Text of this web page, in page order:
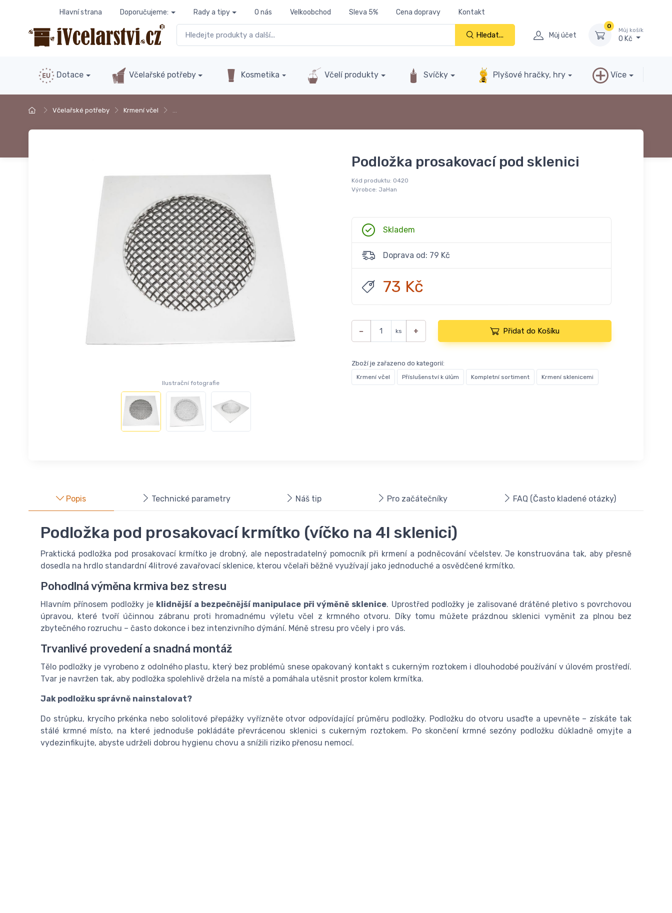
Hlavní strana Doporučujeme: Rady a tipy O nás Velkoobchod Sleva 5% Cena dopravy Kontakt
Hledat... Můj účet
0
Můj košík
0 Kč
Dotace Včelařské potřeby Kosmetika Včelí produkty Svíčky Plyšové hračky, hry Více
Včelařské potřeby Krmení včel …
Ilustrační fotografie
Podložka prosakovací pod sklenici
Kód produktu: 0420
Výrobce: JaHan
Skladem
Doprava od: 79 Kč
73 Kč
− ks + Přidat do Košíku
Zboží je zařazeno do kategorií:
Krmení včel Příslušenství k úlům Kompletní sortiment Krmení sklenicemi
Popis Technické parametry Náš tip Pro začátečníky FAQ (Často kladené otázky)
Podložka pod prosakovací krmítko (víčko na 4l sklenici)
Praktická podložka pod prosakovací krmítko je drobný, ale nepostradatelný pomocník při krmení a podněcování včelstev. Je konstruována tak, aby přesně
dosedla na hrdlo standardní 4litrové zavařovací sklenice, kterou včelaři běžně využívají jako jednoduché a osvědčené krmítko.
Pohodlná výměna krmiva bez stresu
Hlavním přínosem podložky je klidnější a bezpečnější manipulace při výměně sklenice. Uprostřed podložky je zalisované drátěné pletivo s povrchovou
úpravou, které tvoří účinnou zábranu proti hromadnému výletu včel z krmného otvoru. Díky tomu můžete prázdnou sklenici vyměnit za plnou bez
zbytečného rozruchu – často dokonce i bez intenzivního dýmání. Méně stresu pro včely i pro vás.
Trvanlivé provedení a snadná montáž
Tělo podložky je vyrobeno z odolného plastu, který bez problémů snese opakovaný kontakt s cukerným roztokem i dlouhodobé používání v úlovém prostředí.
Tvar je navržen tak, aby podložka spolehlivě držela na místě a pomáhala utěsnit prostor kolem krmítka.
Jak podložku správně nainstalovat?
Do strůpku, krycího prkénka nebo sololitové přepážky vyřízněte otvor odpovídající průměru podložky. Podložku do otvoru usaďte a upevněte – získáte tak
stálé krmné místo, na které jednoduše pokládáte převrácenou sklenici s cukerným roztokem. Po skončení krmné sezóny podložku důkladně omyjte a
vydezinfikujte, abyste udrželi dobrou hygienu chovu a snížili riziko přenosu nemocí.